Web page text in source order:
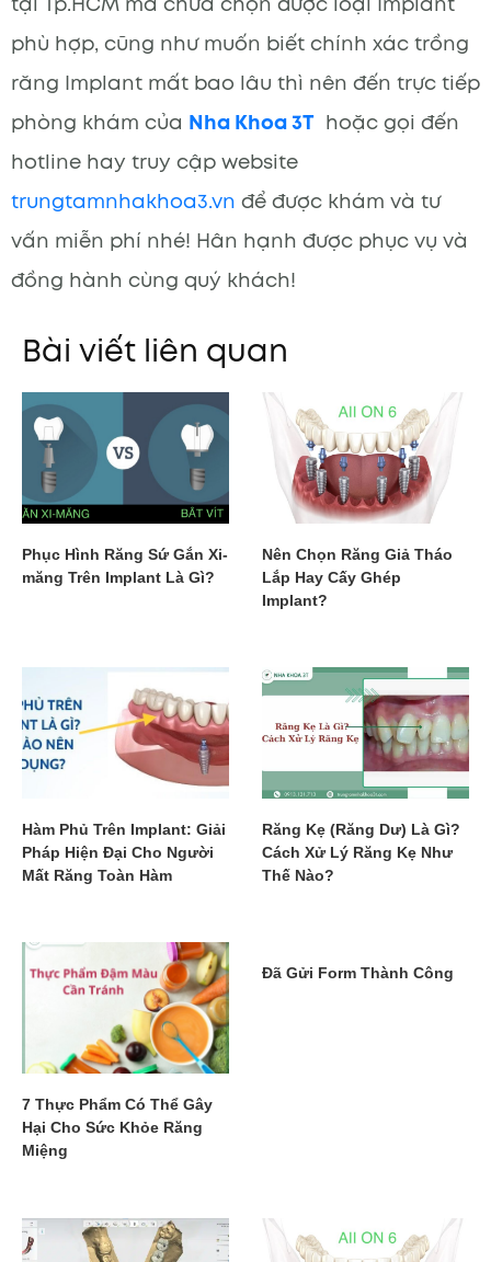
phù hợp, cũng như muốn biết chính xác trồng
răng Implant mất bao lâu thì nên đến trực tiếp
phòng khám của Nha Khoa 3Thoặc gọi đến
hotline hay truy cập website
trungtamnhakhoa3.vn để được khám và tư
vấn miễn phí nhé! Hân hạnh được phục vụ và
đồng hành cùng quý khách!
Bài viết liên quan
Phục Hình Răng Sứ Gắn Xi-
măng Trên Implant Là Gì?
Nên Chọn Răng Giả Tháo
Lắp Hay Cấy Ghép
Implant?
Hàm Phủ Trên Implant: Giải
Pháp Hiện Đại Cho Người
Mất Răng Toàn Hàm
Răng Kẹ (Răng Dư) Là Gì?
Cách Xử Lý Răng Kẹ Như
Thế Nào?
7 Thực Phẩm Có Thể Gây
Hại Cho Sức Khỏe Răng
Miệng
Đã Gửi Form Thành Công